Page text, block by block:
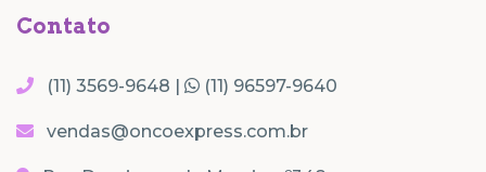
Contato
(11) 3569-9648 | (11) 96597-9640
vendas@oncoexpress.com.br